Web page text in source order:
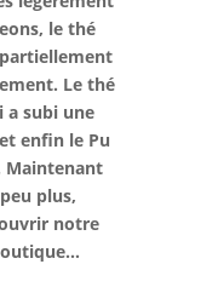
le thé
Le thé
a subi une
enfin le Pu
Maintenant
plus,
notre